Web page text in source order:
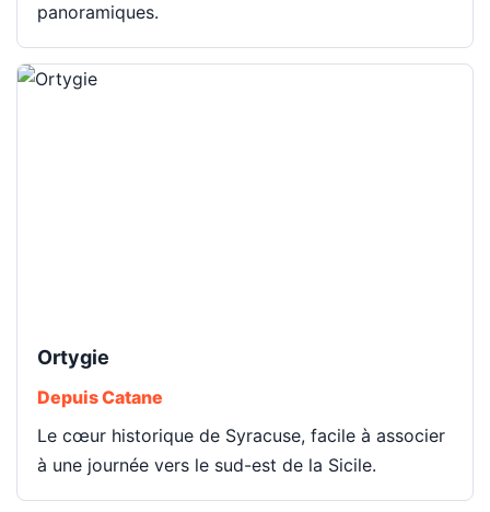
panoramiques.
Ortygie
Depuis Catane
Le cœur historique de Syracuse, facile à associer
à une journée vers le sud-est de la Sicile.